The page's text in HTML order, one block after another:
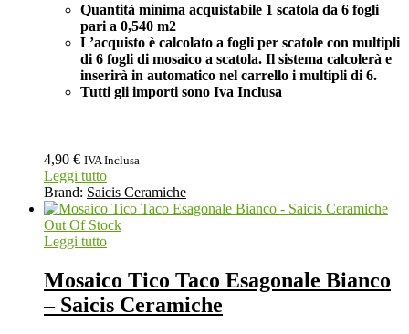
Quantità minima acquistabile 1 scatola da 6 fogli
pari a 0,540 m2
L’acquisto è calcolato a fogli per scatole con multipli
di 6 fogli di mosaico a scatola. Il sistema calcolerà e
inserirà in automatico nel carrello i multipli di 6.
Tutti gli importi sono Iva Inclusa
4,90 € IVA Inclusa
Leggi tutto
Brand: Saicis Ceramiche
Out Of Stock
Leggi tutto
Mosaico Tico Taco Esagonale Bianco
– Saicis Ceramiche